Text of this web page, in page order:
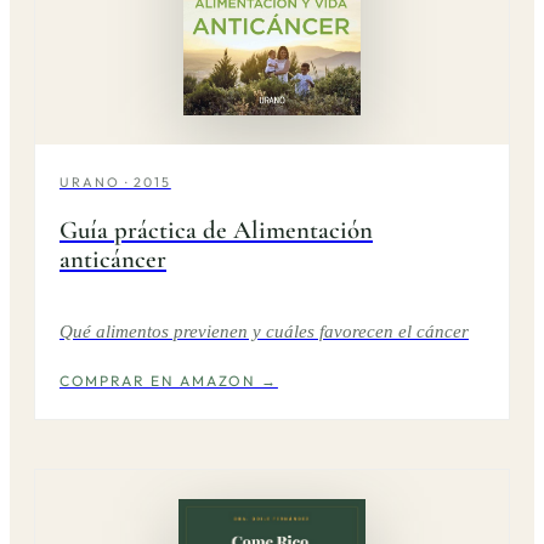
URANO · 2015
Guía práctica de Alimentación
anticáncer
Qué alimentos previenen y cuáles favorecen el cáncer
COMPRAR EN AMAZON →